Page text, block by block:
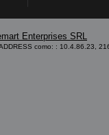
Enterprises SRL
como: : 10.4.86.23,